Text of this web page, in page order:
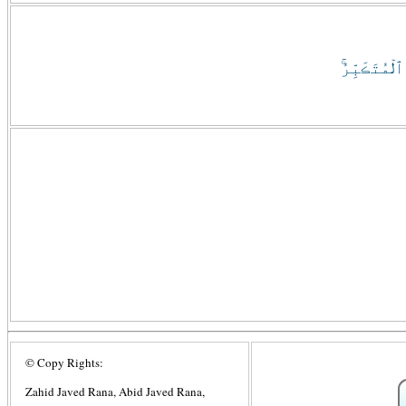
© Copy Rights:
Zahid Javed Rana, Abid Javed Rana,